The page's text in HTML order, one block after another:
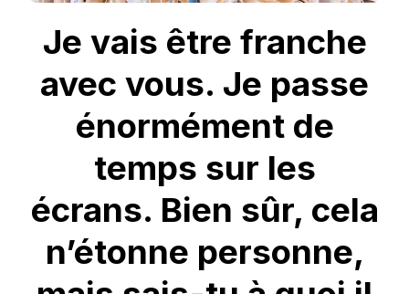
Je vais être franche
avec vous. Je passe
énormément de
temps sur les
écrans. Bien sûr, cela
n’étonne personne,